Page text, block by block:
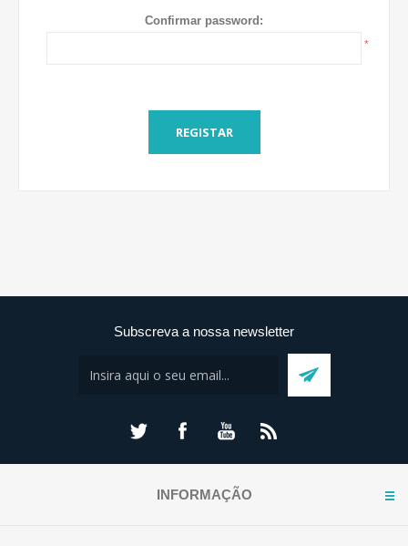
Confirmar password:
*
REGISTAR
Subscreva a nossa newsletter
INFORMAÇÃO